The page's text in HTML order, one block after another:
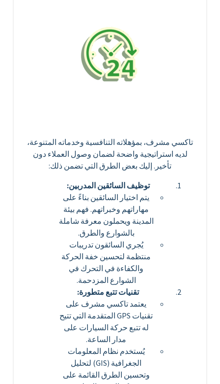
تاكسي مشرف، بمؤهلاته التنافسية وخدماته المتنوعة،
لديه استراتيجية واضحة لضمان وصول العملاء دون
تأخير. إليك بعض الطرق التي تضمن ذلك:
توظيف السائقين المدربين:
يتم اختيار السائقين بناءً على
مهاراتهم وخبراتهم. فهم بيئة
المدينة ويحملون معرفة شاملة
بالشوارع والطرق.
يُجري السائقون تدريبات
منتظمة لتحسين خفة الحركة
والكفاءة في التحرك في
الشوارع المزدحمة.
تقنيات تتبع متطورة:
يعتمد تاكسي مشرف على
تقنيات GPS المتقدمة التي تتيح
له تتبع حركة السيارات على
مدار الساعة.
يُستخدم نظام المعلومات
الجغرافية (GIS) لتحليل
وتحسين الطرق القائمة على